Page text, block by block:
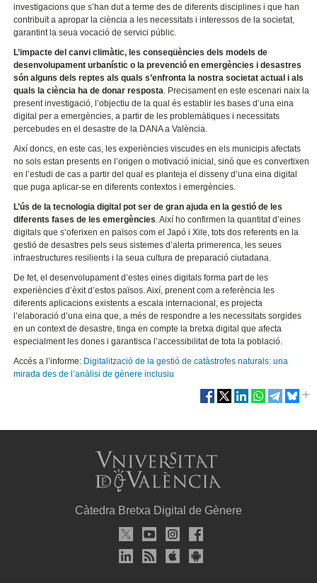
investigacions que s’han dut a terme des de diferents disciplines i que han
contribuït a apropar la ciència a les necessitats i interessos de la societat,
garantint la seua vocació de servici públic.
L’impacte del canvi climàtic, les conseqüències dels models de
desenvolupament urbanístic o la prevenció en emergències i desastres
són alguns dels reptes als quals s’enfronta la nostra societat actual i als
quals la ciència ha de donar resposta. Precisament en este escenari naix la
present investigació, l’objectiu de la qual és establir les bases d’una eina
digital per a emergències, a partir de les problemàtiques i necessitats
percebudes en el desastre de la DANA a València.
Així doncs, en este cas, les experiències viscudes en els municipis afectats
no sols estan presents en l’origen o motivació inicial, sinó que es convertixen
en l’estudi de cas a partir del qual es planteja el disseny d’una eina digital
que puga aplicar-se en diferents contextos i emergències.
L’ús de la tecnologia digital pot ser de gran ajuda en la gestió de les
diferents fases de les emergències. Així ho confirmen la quantitat d’eines
digitals que s’oferixen en països com el Japó i Xile, tots dos referents en la
gestió de desastres pels seus sistemes d’alerta primerenca, les seues
infraestructures resilients i la seua cultura de preparació ciutadana.
De fet, el desenvolupament d’estes eines digitals forma part de les
experiències d’èxit d’estos països. Així, prenent com a referència les
diferents aplicacions existents a escala internacional, es projecta
l’elaboració d’una eina que, a més de respondre a les necessitats sorgides
en un context de desastre, tinga en compte la bretxa digital que afecta
especialment les dones i garantisca l’accessibilitat de tota la població.
Accés a l’informe: Digitalització de la gestió de catàstrofes naturals: una
mirada des de l’anàlisi de gènere inclusiu
Càtedra Bretxa Digital de Gènere